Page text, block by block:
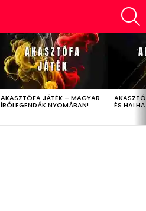
AKASZTÓFA JÁTÉK – MAGYAR
ÍRÓLEGENDÁK NYOMÁBAN! ÉS